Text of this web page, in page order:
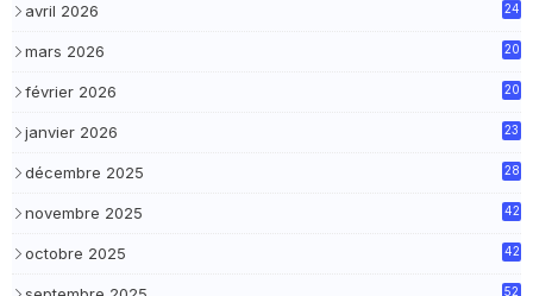
avril 2026 24
mars 2026 20
février 2026 20
janvier 2026 23
décembre 2025 28
novembre 2025 42
octobre 2025 42
52